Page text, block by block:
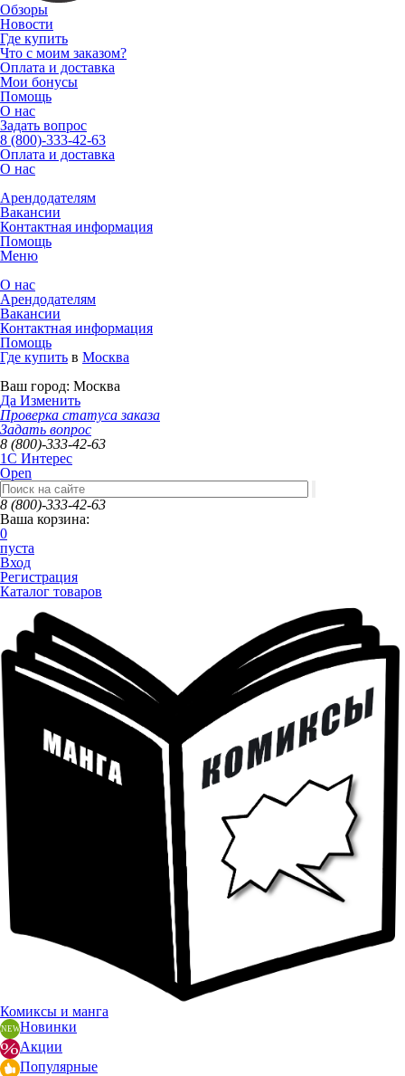
Обзоры
Новости
Где купить
Что с моим заказом?
Оплата и доставка
Мои бонусы
Помощь
О нас
Задать вопрос
8 (800)-333-42-63
Оплата и доставка
О нас
Арендодателям
Вакансии
Контактная информация
Помощь
Меню
О нас
Арендодателям
Вакансии
Контактная информация
Помощь
Где купить в Москва
Ваш город: Москва
Да Изменить
Проверка статуса заказа
Задать вопрос
8 (800)-333-42-63
1C Интерес
Open
8 (800)-333-42-63
Ваша корзина:
0
пуста
Вход
Регистрация
Каталог товаров
Комиксы и манга
Новинки
Акции
Популярные